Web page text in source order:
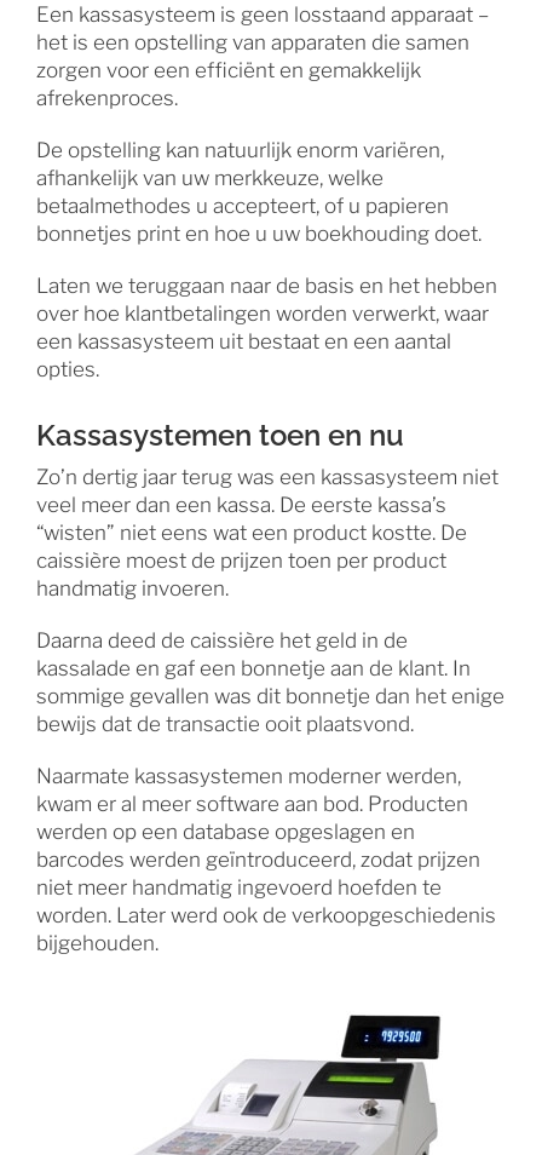
Een kassasysteem is geen losstaand apparaat –
het is een opstelling van apparaten die samen
zorgen voor een efficiënt en gemakkelijk
afrekenproces.
De opstelling kan natuurlijk enorm variëren,
afhankelijk van uw merkkeuze, welke
betaalmethodes u accepteert, of u papieren
bonnetjes print en hoe u uw boekhouding doet.
Laten we teruggaan naar de basis en het hebben
over hoe klantbetalingen worden verwerkt, waar
een kassasysteem uit bestaat en een aantal
opties.
Kassasystemen toen en nu
Zo’n dertig jaar terug was een kassasysteem niet
veel meer dan een kassa. De eerste kassa’s
“wisten” niet eens wat een product kostte. De
caissière moest de prijzen toen per product
handmatig invoeren.
Daarna deed de caissière het geld in de
kassalade en gaf een bonnetje aan de klant. In
sommige gevallen was dit bonnetje dan het enige
bewijs dat de transactie ooit plaatsvond.
Naarmate kassasystemen moderner werden,
kwam er al meer software aan bod. Producten
werden op een database opgeslagen en
barcodes werden geïntroduceerd, zodat prijzen
niet meer handmatig ingevoerd hoefden te
worden. Later werd ook de verkoopgeschiedenis
bijgehouden.